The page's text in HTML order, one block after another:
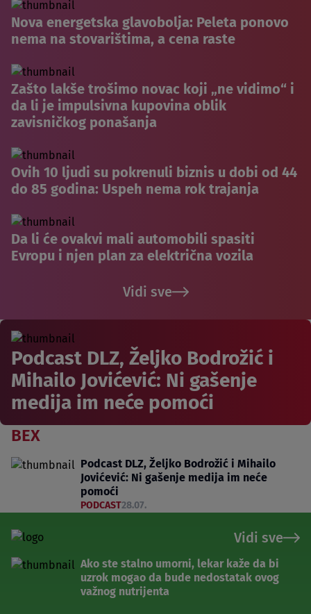
Nova energetska glavobolja: Peleta ponovo
nema na stovarištima, a cena raste
Zašto lakše trošimo novac koji „ne vidimo“ i
da li je impulsivna kupovina oblik
zavisničkog ponašanja
Ovih 10 ljudi su pokrenuli biznis u dobi od 44
do 85 godina: Uspeh nema rok trajanja
Da li će ovakvi mali automobili spasiti
Evropu i njen plan za električna vozila
Vidi sve
Podcast DLZ, Željko Bodrožić i
Mihailo Jovićević: Ni gašenje
medija im neće pomoći
BEX
Podcast DLZ, Željko Bodrožić i Mihailo
Jovićević: Ni gašenje medija im neće
pomoći
PODCAST28.07.
Vidi sve
Ako ste stalno umorni, lekar kaže da bi
uzrok mogao da bude nedostatak ovog
važnog nutrijenta